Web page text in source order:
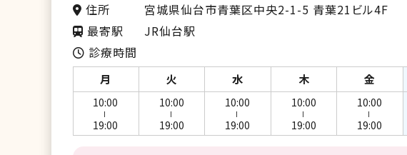
住所
宮城県仙台市青葉区中央2-1-5 青葉21ビル4F
最寄駅
JR仙台駅
診療時間
月 火 水 木 金
10:00
19:00
10:00
19:00
10:00
19:00
10:00
19:00
10:00
19:00